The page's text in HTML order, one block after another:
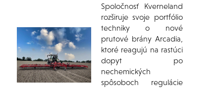
Spoločnosť Kverneland
rozširuje svoje portfólio
techniky o nové
prutové brány Arcadia,
ktoré reagujú na rastúci
dopyt po
nechemických
spôsoboch regulácie